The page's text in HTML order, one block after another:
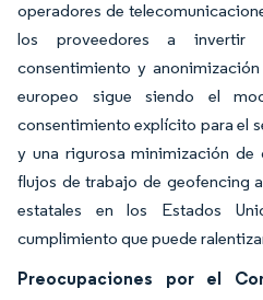
operadores de
los proveedores a invertir
consentimiento y
europeo sigue siendo el
consentimiento explícito para el
y una rigurosa minimización
flujos de trabajo de geofencing
estatales en los Estados
cumplimiento que puede
Preocupaciones por el